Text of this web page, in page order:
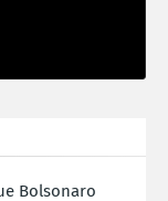
Bolsonaro